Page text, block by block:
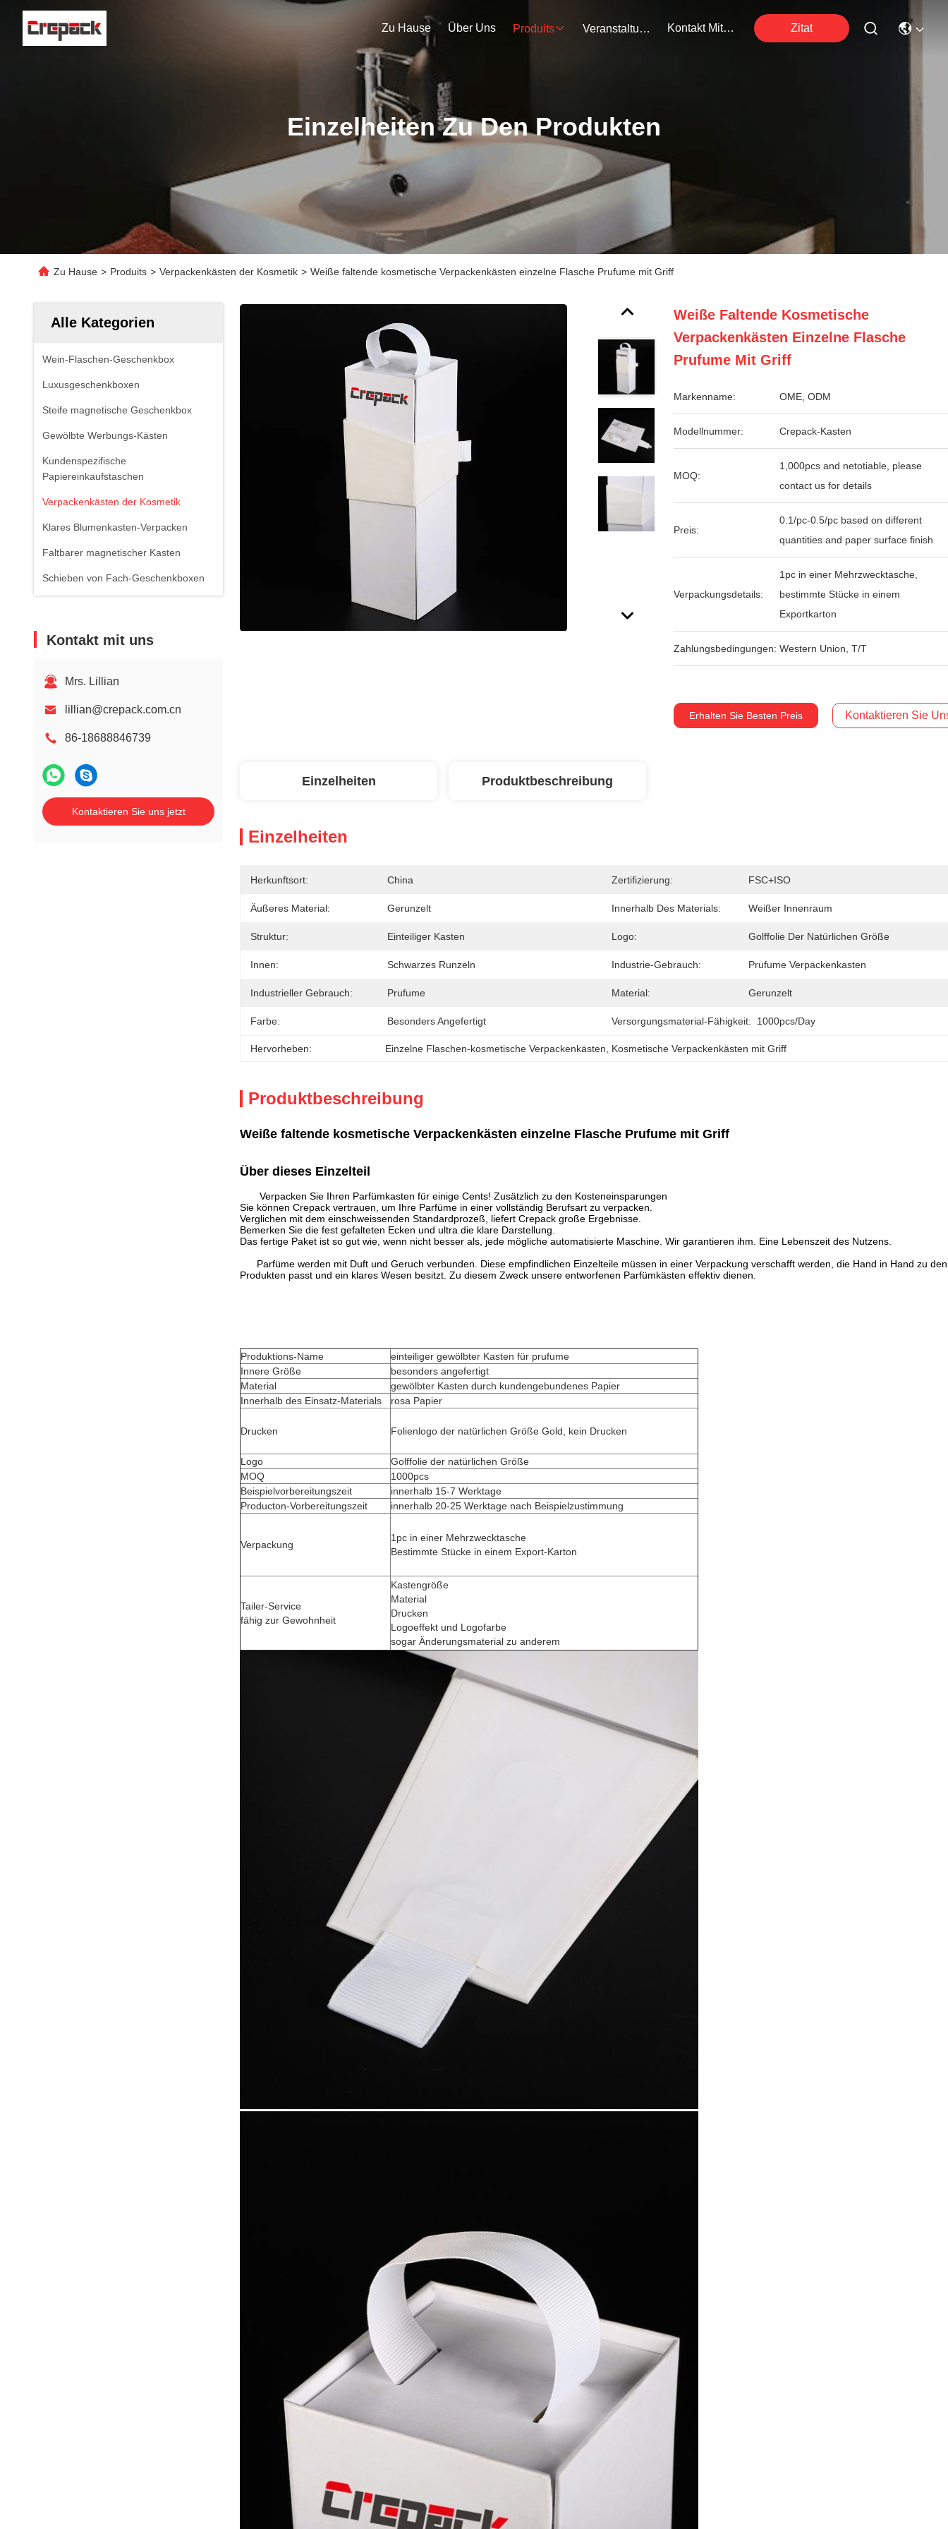
Zu Hause Über Uns Produits Veranstaltungen Kontakt Mit Uns Zitat
Einzelheiten Zu Den Produkten
Zu Hause > Produits > Verpackenkästen der Kosmetik > Weiße faltende kosmetische Verpackenkästen einzelne Flasche Prufume mit Griff
Alle Kategorien
Wein-Flaschen-Geschenkbox
Luxusgeschenkboxen
Steife magnetische Geschenkbox
Gewölbte Werbungs-Kästen
Kundenspezifische
Papiereinkaufstaschen
Verpackenkästen der Kosmetik
Klares Blumenkasten-Verpacken
Faltbarer magnetischer Kasten
Schieben von Fach-Geschenkboxen
Kontakt mit uns
Mrs. Lillian
lillian@crepack.com.cn
86-18688846739
Kontaktieren Sie uns jetzt
Weiße Faltende Kosmetische
Verpackenkästen Einzelne Flasche
Prufume Mit Griff
Markenname: OME, ODM
Modellnummer: Crepack-Kasten
MOQ:
1,000pcs and netotiable, please
contact us for details
Preis:
0.1/pc-0.5/pc based on different
quantities and paper surface finish
Verpackungsdetails:
1pc in einer Mehrzwecktasche,
bestimmte Stücke in einem
Exportkarton
Zahlungsbedingungen: Western Union, T/T
Erhalten Sie Besten Preis Kontaktieren Sie
Einzelheiten Produktbeschreibung
Einzelheiten
Herkunftsort: China Zertifizierung: FSC+ISO
Äußeres Material: Gerunzelt Innerhalb Des Materials: Weißer Innenraum
Struktur: Einteiliger Kasten Logo: Golffolie Der Natürlichen Größe
Innen: Schwarzes Runzeln Industrie-Gebrauch: Prufume Verpackenkasten
Industrieller Gebrauch: Prufume Material: Gerunzelt
Farbe: Besonders Angefertigt Versorgungsmaterial-Fähigkeit: 1000pcs/day
Hervorheben: Einzelne Flaschen-kosmetische Verpackenkästen Kosmetische Verpackenkästen mit Griff
Produktbeschreibung
Weiße faltende kosmetische Verpackenkästen einzelne Flasche Prufume mit Griff
Über dieses Einzelteil
Verpacken Sie Ihren Parfümkasten für einige Cents! Zusätzlich zu den Kosteneinsparungen
Sie können Crepack vertrauen, um Ihre Parfüme in einer vollständig Berufsart zu verpacken.
Verglichen mit dem einschweissenden Standardprozeß, liefert Crepack große Ergebnisse.
Bemerken Sie die fest gefalteten Ecken und ultra die klare Darstellung.
Das fertige Paket ist so gut wie, wenn nicht besser als, jede mögliche automatisierte Maschine. Wir garantieren ihm. Eine Lebenszeit des Nutzens.
Parfüme werden mit Duft und Geruch verbunden. Diese empfindlichen Einzelteile müssen in einer Verpackung verschafft werden, die Hand in Hand zu den
Produkten passt und ein klares Wesen besitzt. Zu diesem Zweck unsere entworfenen Parfümkästen effektiv dienen.
Produktions-Name einteiliger gewölbter Kasten für prufume
Innere Größe
besonders angefertigt
Material
gewölbter Kasten durch kundengebundenes Papier
Innerhalb des Einsatz-Materials
rosa Papier
Drucken Folienlogo der natürlichen Größe Gold, kein Drucken
Logo
Golffolie der natürlichen Größe
MOQ
1000pcs
Beispielvorbereitungszeit
innerhalb 15-7 Werktage
Producton-Vorbereitungszeit
innerhalb 20-25 Werktage nach Beispielzustimmung
Verpackung
1pc in einer Mehrzwecktasche
Bestimmte Stücke in einem Export-Karton
Tailer-Service
fähig zur Gewohnheit
Kastengröße
Material
Drucken
Logoeffekt und Logofarbe
sogar Änderungsmaterial zu anderem